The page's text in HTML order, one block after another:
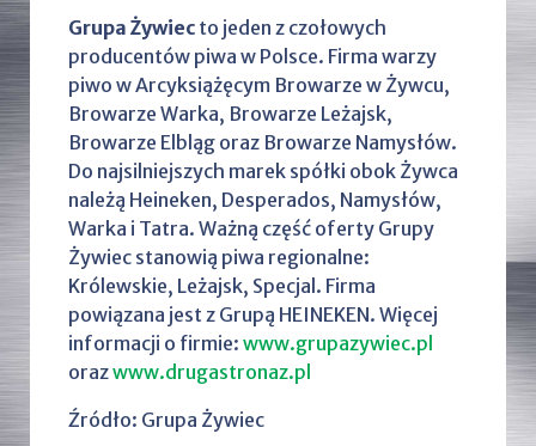
Grupa Żywiec to jeden z czołowych
producentów piwa w Polsce. Firma warzy
piwo w Arcyksiążęcym Browarze w Żywcu,
Browarze Warka, Browarze Leżajsk,
Browarze Elbląg oraz Browarze Namysłów.
Do najsilniejszych marek spółki obok Żywca
należą Heineken, Desperados, Namysłów,
Warka i Tatra. Ważną część oferty Grupy
Żywiec stanowią piwa regionalne:
Królewskie, Leżajsk, Specjal. Firma
powiązana jest z Grupą HEINEKEN. Więcej
informacji o firmie: www.grupazywiec.pl
orazwww.drugastronaz.pl
Źródło: Grupa Żywiec